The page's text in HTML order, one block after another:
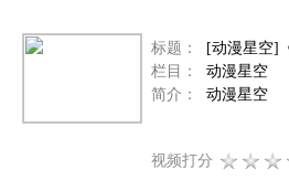
标题：
[动漫星空]
栏目：
动漫星空
简介：
动漫星空
视频打分